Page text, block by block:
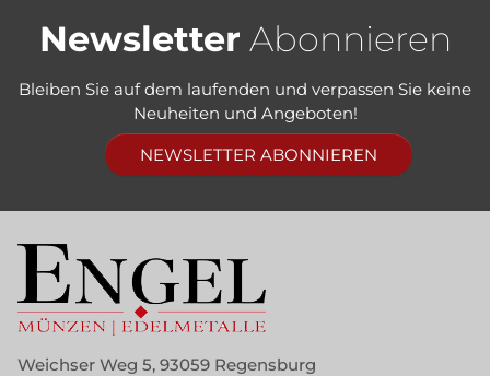
Newsletter Abonnieren
Bleiben Sie auf dem laufenden und verpassen Sie keine
Neuheiten und Angeboten!
NEWSLETTER ABONNIEREN
Weichser Weg 5, 93059 Regensburg